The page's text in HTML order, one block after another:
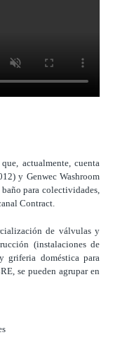
actualmente, cuenta
y Genwec Washroom
para colectividades,
Contract.
de válvulas y
(instalaciones de
griferia doméstica para
se pueden agrupar en